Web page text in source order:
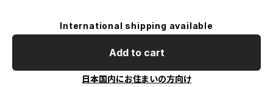
International shipping available
Add to cart
日本国内にお住まいの方向け